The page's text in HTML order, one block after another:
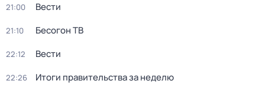
21:00 Вести
21:10 Бесогон ТВ
22:12 Вести
22:26 Итоги правительства за неделю